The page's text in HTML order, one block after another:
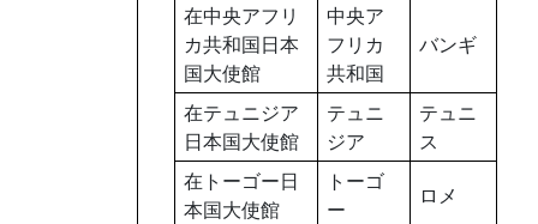
在中央アフリ
カ共和国日本
国大使館
中央ア
フリカ
共和国
バンギ
在テュニジア
日本国大使館
テュニ
ジア
テュニ
ス
在トーゴー日
本国大使館
トーゴ
ー
ロメ